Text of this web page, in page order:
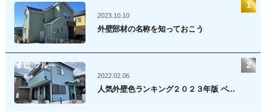
2023.10.10
外壁部材の名称を知っておこう
2022.02.06
人気外壁色ランキング２０２３年版 ベ...